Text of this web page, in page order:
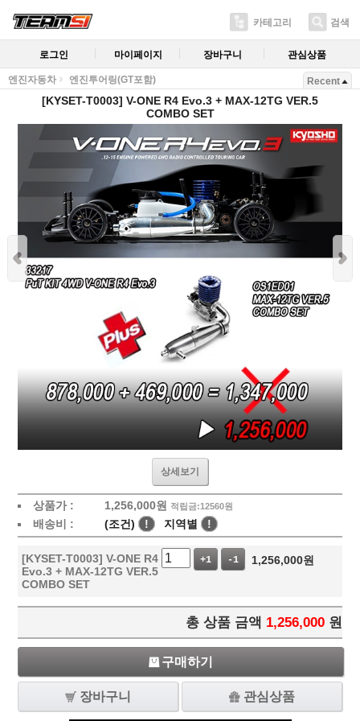
카테고리 검색
로그인 마이페이지 장바구니 관심상품
엔진자동차 엔진투어링(GT포함) Recent
[KYSET-T0003] V-ONE R4 Evo.3 + MAX-12TG VER.5
COMBO SET
상세보기
상품가 : 1,256,000원 적립금:12560원
배송비 : (조건) ! 지역별 !
[KYSET-T0003] V-ONE R4
Evo.3 + MAX-12TG VER.5
COMBO SET
+1 -1 1,256,000원
총 상품 금액 1,256,000 원
구매하기
장바구니 관심상품